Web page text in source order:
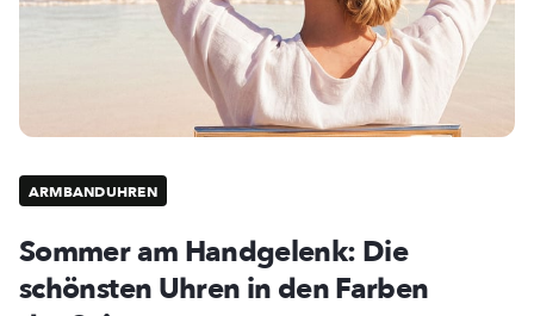
ARMBANDUHREN
Sommer am Handgelenk: Die
schönsten Uhren in den Farben